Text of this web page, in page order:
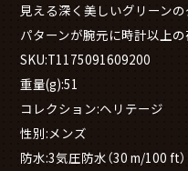
見える深く美しいグリーン
パターンが腕元に時計以上の
SKU:T1175091609200
重量(g):51
コレクション:ヘリテージ
性別:メンズ
防水:3気圧防水（30 m/100 ft）